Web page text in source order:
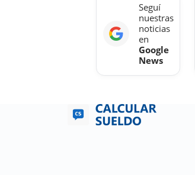
Seguí
nuestras
noticias
en
Google
News